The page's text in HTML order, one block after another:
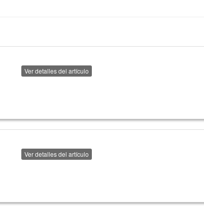
Ver detalles del artículo
Ver detalles del artículo